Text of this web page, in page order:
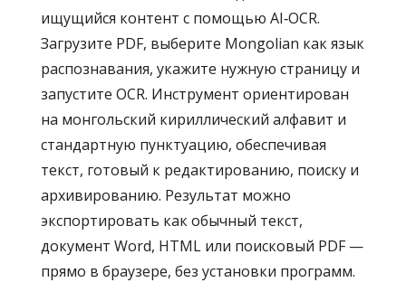
ищущийся контент с помощью AI‑OCR.
Загрузите PDF, выберите Mongolian как язык
распознавания, укажите нужную страницу и
запустите OCR. Инструмент ориентирован
на монгольский кириллический алфавит и
стандартную пунктуацию, обеспечивая
текст, готовый к редактированию, поиску и
архивированию. Результат можно
экспортировать как обычный текст,
документ Word, HTML или поисковый PDF —
прямо в браузере, без установки программ.